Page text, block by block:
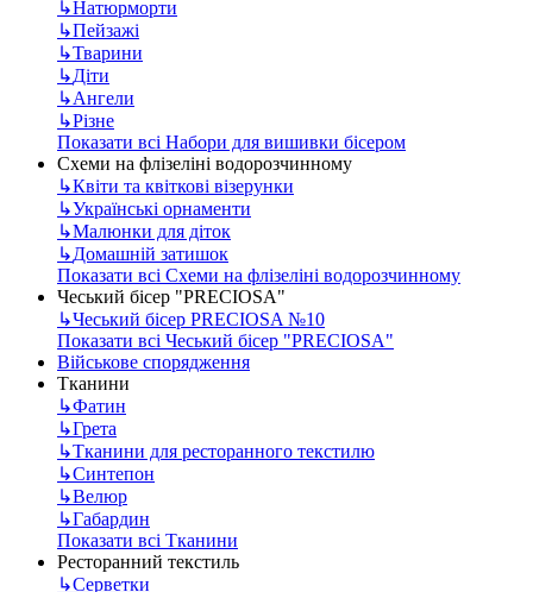
↳Натюрморти
↳Пейзажі
↳Тварини
↳Діти
↳Ангели
↳Різне
Показати всі Набори для вишивки бісером
Схеми на флізеліні водорозчинному
↳Квіти та квіткові візерунки
↳Українські орнаменти
↳Малюнки для діток
↳Домашній затишок
Показати всі Схеми на флізеліні водорозчинному
Чеський бісер "PRECIOSA"
↳Чеський бісер PRECIOSA №10
Показати всі Чеський бісер "PRECIOSA"
Військове спорядження
Тканини
↳Фатин
↳Грета
↳Тканини для ресторанного текстилю
↳Синтепон
↳Велюр
↳Габардин
Показати всі Тканини
Ресторанний текстиль
↳Серветки